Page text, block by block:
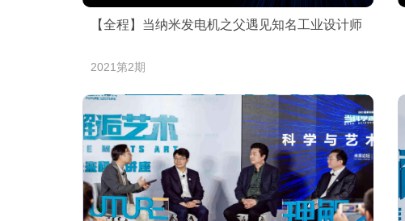
【全程】当纳米发电机之父遇见知名工业设计师
2021第2期